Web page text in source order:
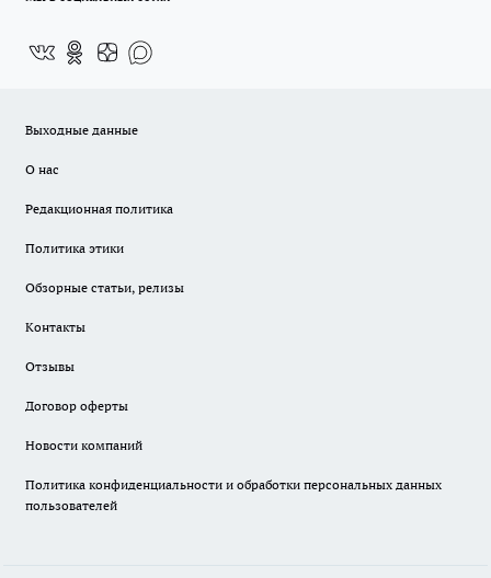
Выходные данные
О нас
Редакционная политика
Политика этики
Обзорные статьи, релизы
Контакты
Отзывы
Договор оферты
Новости компаний
Политика конфиденциальности и обработки персональных данных
пользователей